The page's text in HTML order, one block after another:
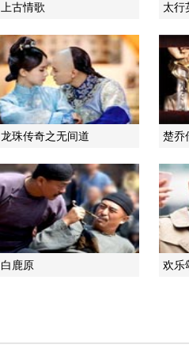
上古情歌 太行
龙珠传奇之无间道 楚乔
白鹿原 欢乐